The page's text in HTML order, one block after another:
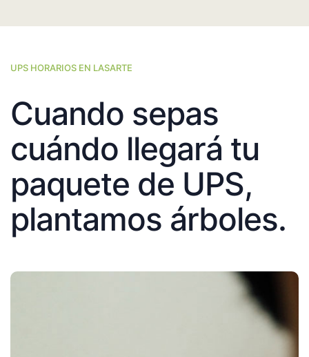
UPS HORARIOS EN LASARTE
Cuando sepas
cuándo llegará tu
paquete de UPS,
plantamos árboles.